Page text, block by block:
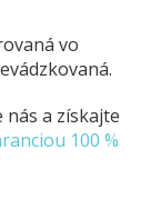
vo
nás a získajte
100 %